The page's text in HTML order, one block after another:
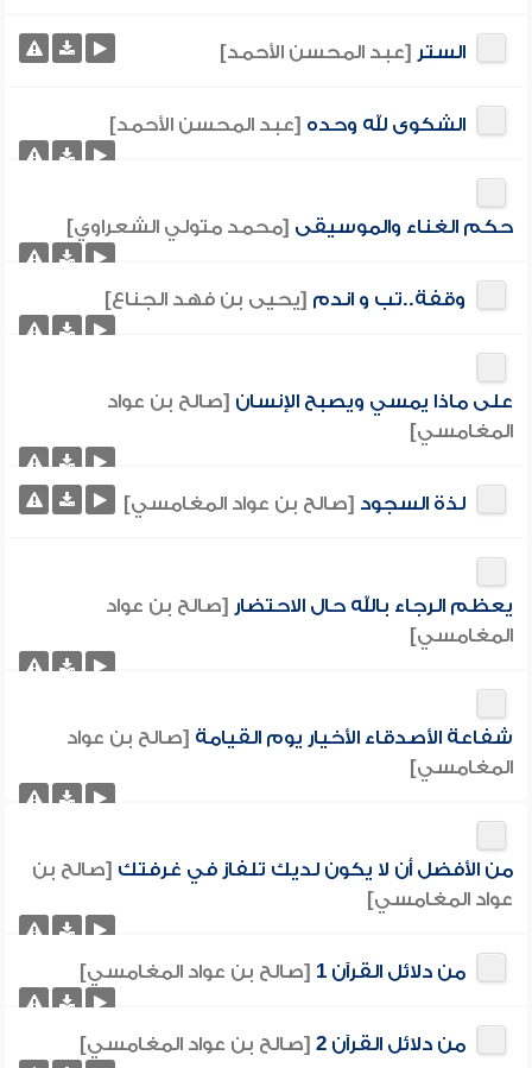
الستر [عبد المحسن الأحمد]
الشكوى لله وحده [عبد المحسن الأحمد]
حكم الغناء والموسيقى [محمد متولي الشعراوي]
وقفة..تب و اندم [يحيى بن فهد الجناع]
على ماذا يمسي ويصبح الإنسان [صالح بن عواد
المغامسي]
لذة السجود [صالح بن عواد المغامسي]
يعظم الرجاء بالله حال الاحتضار [صالح بن عواد
المغامسي]
شفاعة الأصدقاء الأخيار يوم القيامة [صالح بن عواد
المغامسي]
من الأفضل أن لا يكون لديك تلفاز في غرفتك [صالح بن
عواد المغامسي]
من دلائل القرآن 1 [صالح بن عواد المغامسي]
من دلائل القرآن 2 [صالح بن عواد المغامسي]